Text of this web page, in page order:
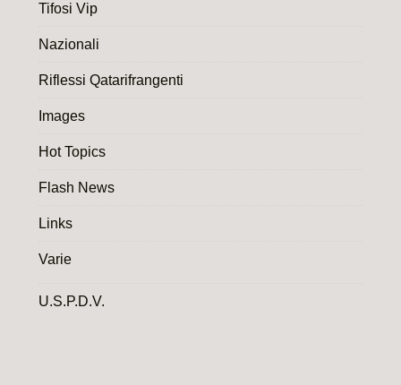
Tifosi Vip
Nazionali
Riflessi Qatarifrangenti
Images
Hot Topics
Flash News
Links
Varie
U.S.P.D.V.